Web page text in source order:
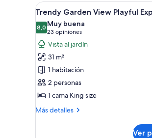
Ver
todas
las
fotos
de
Trendy
Garden
View
Playful
Experience
Ropa
7
Trendy Garden View Playful
8,08,0 de 10
Muy buena
23 opiniones
(23
opiniones)
Vista al jardín
31 m²
1 habitación
2 personas
1 cama King size
Más detalles
Más
Ver